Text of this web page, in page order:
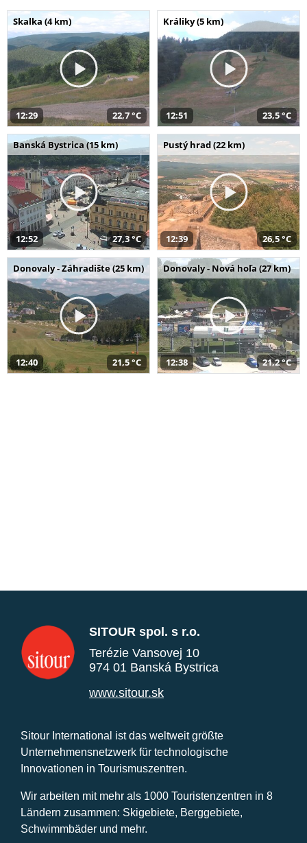
Skalka (4 km)
12:29 22,7 °C
Králiky (5 km)
12:51 23,5 °C
Banská Bystrica (15 km)
12:52 27,3 °C
Pustý hrad (22 km)
12:39 26,5 °C
Donovaly - Záhradište (25 km)
12:40 21,5 °C
Donovaly - Nová hoľa (27 km)
12:38 21,2 °C
SITOUR spol. s r.o.
Terézie Vansovej 10
974 01 Banská Bystrica
www.sitour.sk
Sitour International ist das weltweit größte
Unternehmensnetzwerk für technologische
Innovationen in Tourismuszentren.
Wir arbeiten mit mehr als 1000 Touristenzentren in 8
Ländern zusammen: Skigebiete, Berggebiete,
Schwimmbäder und mehr.